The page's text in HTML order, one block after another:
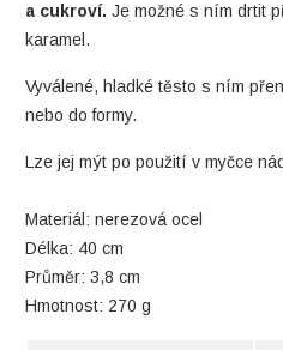
a cukroví. Je možné s ním drtit
karamel.
Vyválené, hladké těsto s ním
nebo do formy.
Lze jej mýt po použití v myčce
Materiál: nerezová ocel
Délka: 40 cm
Průměr: 3,8 cm
Hmotnost: 270 g